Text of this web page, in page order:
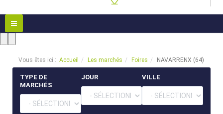
Vous êtes ici : Accueil Les marchés Foires NAVARRENX (64)
TYPE DE
MARCHÉS
JOUR VILLE